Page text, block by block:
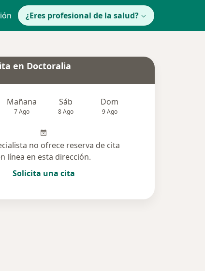
¿Eres profesional de la salud?
en Doctoralia
Mañana
7 Ago
Sáb
8 Ago
Dom
9 Ago
no ofrece reserva de cita
línea en esta dirección.
Solicita una cita